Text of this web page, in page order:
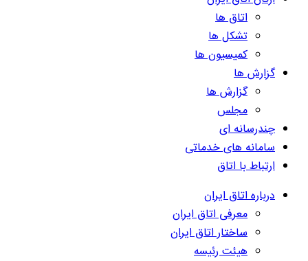
اتاق ها
تشکل ها
کمیسیون ها
گزارش ها
گزارش ها
مجلس
چندرسانه ای
سامانه های خدماتی
ارتباط با اتاق
درباره اتاق ایران
معرفی اتاق ایران
ساختار اتاق ایران
هیئت رئیسه